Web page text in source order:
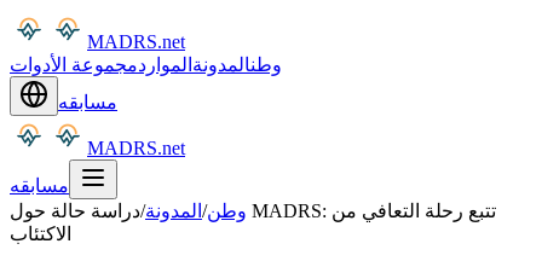
MADRS.net
وطنالمدونة المواردمجموعة الأدوات
مسابقه
MADRS.net
مسابقه
وطن/ المدونة/دراسة حالة حول MADRS: تتبع رحلة التعافي من
الاكتئاب